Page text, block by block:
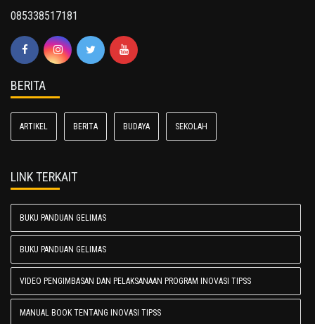
085338517181
BERITA
ARTIKEL BERITA BUDAYA SEKOLAH
LINK TERKAIT
BUKU PANDUAN GELIMAS
BUKU PANDUAN GELIMAS
VIDEO PENGIMBASAN DAN PELAKSANAAN PROGRAM INOVASI TIPSS
MANUAL BOOK TENTANG INOVASI TIPSS